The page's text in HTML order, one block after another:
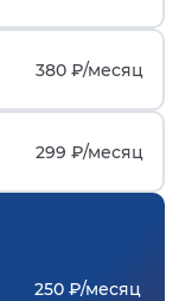
380 ₽/месяц
299 ₽/месяц
250 ₽/месяц